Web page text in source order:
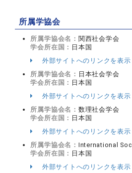
所属学協会
所属学協会名： 関西社会学会
学会所在国： 日本国
外部サイトへのリンクを表示
所属学協会名： 日本社会学会
学会所在国： 日本国
外部サイトへのリンクを表示
所属学協会名： 数理社会学会
学会所在国： 日本国
外部サイトへのリンクを表示
所属学協会名： International
学会所在国： 日本国
外部サイトへのリンクを表示